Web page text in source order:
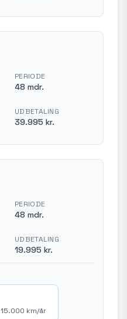
PERIODE
48 mdr.
UDBETALING
39.995 kr.
PERIODE
48 mdr.
UDBETALING
19.995 kr.
15.000 km/år